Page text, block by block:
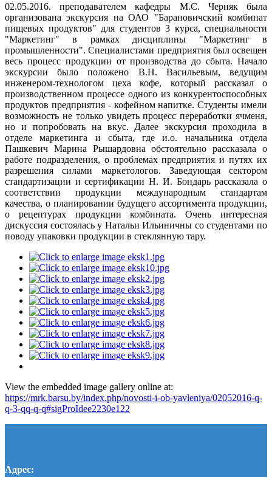
02.05.2016. преподавателем кафедры М.С. Черняк была
организована экскурсия на ОАО "Барановичский комбинат
пищевых продуктов" для студентов 3 курса, специальности
"Маркетинг" в рамках дисциплины "Маркетинг в
промышленности". Специалистами предприятия был освещен
весь процесс продукции от производства до сбыта. Начало
экскурсии было положено В.Н. Васильевым, ведущим
инженером-технологом цеха кофе, который рассказал о
производственном процессе одного из конкурентоспособных
продуктов предприятия - кофейном напитке. Студенты имели
возможность не только увидеть процесс переработки ячменя,
но и попробовать на вкус. Далее экскурсия проходила в
отделе маркетинга и сбыта, где и.о. начальника отдела
Пашкевич Марина Рышардовна обстоятельно рассказала о
работе подразделения, о проблемах предприятия и путях их
разрешения силами маркетологов. Заведующая сектором
стандартизации и сертификации Н. И. Бондарь рассказала о
соответствии продукции международным стандартам
качества, о планировании будущего ассортимента продукции,
о рецептурах продукции комбината. Очень интересная
дискуссия состоялась у Натальи Ильиничны со студентами по
поводу упаковки продукции в стеклянную тару.
View the embedded image gallery online at:
https://mrk.barsu.by/index.php/novosti-i-ob-yavleniya/02052016-q-
q-3-qq-q-q#sigProIdee2230e122
Адрес: